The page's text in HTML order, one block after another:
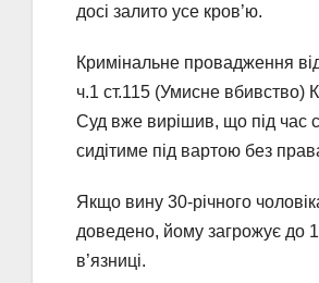
досі залито усе кров’ю.
Кримінальне провадження
ч.1 ст.115 (Умисне вбивство)
Суд вже вирішив, що під час
сидітиме під вартою без
Якщо вину 30-річного
доведено, йому загрожує до
в’язниці.